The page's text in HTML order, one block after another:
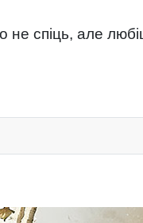
спіць, але